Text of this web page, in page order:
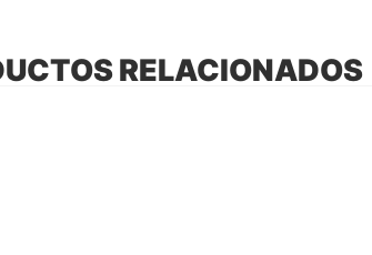
RELACIONADOS